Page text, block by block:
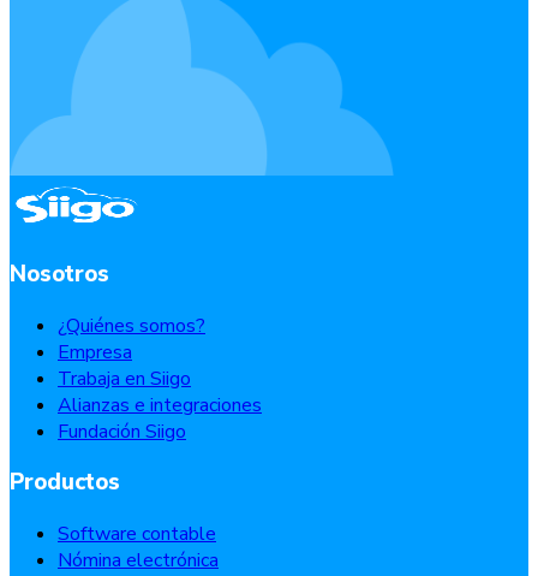
Nosotros
¿Quiénes somos?
Empresa
Trabaja en Siigo
Alianzas e integraciones
Fundación Siigo
Productos
Software contable
Nómina electrónica